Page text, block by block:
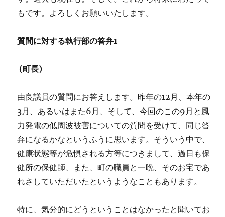
もです。よろしくお願いいたします。
質間に対する執行部の答弁1
(町長)
由良議員の質問にお答えします。昨年の12月、本年の
3月、あるいはまた6月、そして、今回のこの9月と風
力発電の低周波被害についての質問を受けて、同じ答
弁になるかなというふうに思います。そういう中で、
健康状態等が危惧される方等につきまして、過日も保
健所の保健師、また、町の職員と一晩、そのお宅であ
れさしていただいたというようなこともあります。
特に、気分的にどうということはなかったと聞いてお